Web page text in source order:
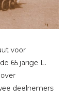
voor
65 jarige L.
deelnemers